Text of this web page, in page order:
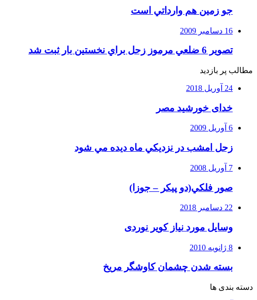
جو زمين هم وارداتي است
16 دسامبر 2009
تصوير 6 ضلعي مرموز زحل براي نخستين بار ثبت شد
مطالب پر بازدید
24 آوریل 2018
خدای خورشید مصر
6 آوریل 2009
زحل امشب در نزديكي ماه ديده مي شود
7 آوریل 2008
صور فلكي(دو پیکر – جوزا)
22 دسامبر 2018
وسایل مورد نیاز کویر نوردی
8 ژانویه 2010
بسته شدن چشمان کاوشگر مريخ
دسته بندی ها